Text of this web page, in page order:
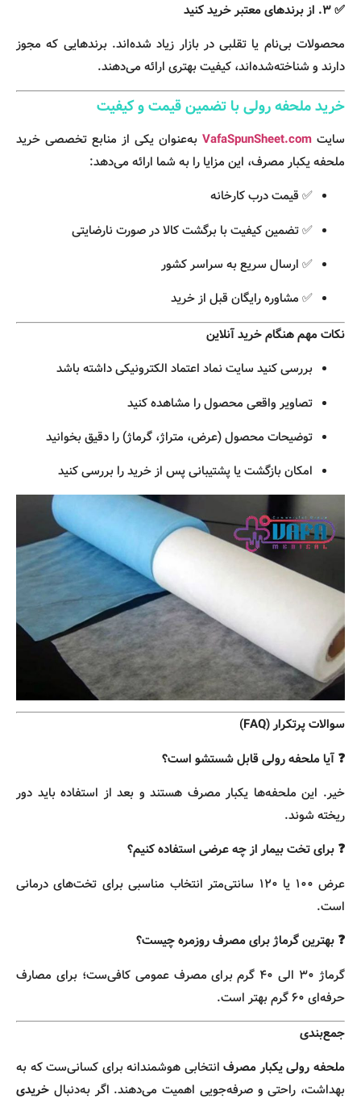
✅ ۳. از برندهای معتبر خرید کنید
محصولات بی‌نام یا تقلبی در بازار زیاد شده‌اند. برندهایی که مجوز
دارند و شناخته‌شده‌اند، کیفیت بهتری ارائه می‌دهند.
خرید ملحفه رولی با تضمین قیمت و کیفیت
سایت VafaSpunSheet.com به‌عنوان یکی از منابع تخصصی خرید
ملحفه یکبار مصرف، این مزایا را به شما ارائه می‌دهد:
✅ قیمت درب کارخانه
✅ تضمین کیفیت با برگشت کالا در صورت نارضایتی
✅ ارسال سریع به سراسر کشور
✅ مشاوره رایگان قبل از خرید
نکات مهم هنگام خرید آنلاین
بررسی کنید سایت نماد اعتماد الکترونیکی داشته باشد
تصاویر واقعی محصول را مشاهده کنید
توضیحات محصول (عرض، متراژ، گرماژ) را دقیق بخوانید
امکان بازگشت یا پشتیبانی پس از خرید را بررسی کنید
سوالات پرتکرار (FAQ)
❓ آیا ملحفه رولی قابل شستشو است؟
خیر. این ملحفه‌ها یکبار مصرف هستند و بعد از استفاده باید دور
ریخته شوند.
❓ برای تخت‌ بیمار از چه عرضی استفاده کنیم؟
عرض ۱۰۰ یا ۱۲۰ سانتی‌متر انتخاب مناسبی برای تخت‌های درمانی
است.
❓ بهترین گرماژ برای مصرف روزمره چیست؟
گرماژ ۳۰ الی ۴۰ گرم برای مصرف عمومی کافی‌ست؛ برای مصارف
حرفه‌ای ۶۰ گرم بهتر است.
جمع‌بندی
ملحفه رولی یکبار مصرفانتخابی هوشمندانه برای کسانی‌ست که به
بهداشت، راحتی و صرفه‌جویی اهمیت می‌دهند. اگر به‌دنبال خریدی